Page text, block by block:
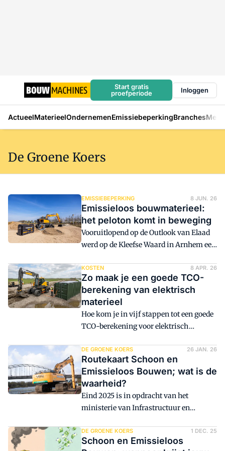
Start gratis
proefperiode
Inloggen
ActueelMaterieelOndernemenEmissiebeperkingBranches
De Groene Koers
EMISSIEBEPERKING 8 JUN. 26
Emissieloos bouwmaterieel:
het peloton komt in beweging
Vooruitlopend op de Outlook van Elaad
werd op de Kleefse Waard in Arnhem een
duidelijk werd over de groei van het
aandeel elektrisch bouwmaterieel. Kort
samengevat: het aandeel emissieloos
bouwmaterieel groeit gestaag.
Machinetechnisch zijn er weinig
beperkingen. De bottlenecks zijn meer
laadinfrastructuur.
KOSTEN 8 APR. 26
Zo maak je een goede TCO-
berekening van elektrisch
materieel
Hoe kom je in vijf stappen tot een goede
TCO-berekening voor elektrisch
masterclasses legden Gerard van der
Veer van Bouwend Nederland en André
de Swart van Cumela dat uit. Er komt
namelijk meer bij kijken dan alleen de
kosten van een machine berekenen. Zo
is het ook van belang om de
inzicht vereist in de werkzaamheden en
hebben de componenten logistiek en
DE GROENE KOERS 26 JAN. 26
Routekaart Schoon en
Emissieloos Bouwen; wat is de
waarheid?
Eind 2025 is in opdracht van het
ministerie van Infrastructuur en
Routekaart Schoon en Emissieloos
Bouwen geëvalueerd. Centrale vraag
DE GROENE KOERS 1 DEC. 25
Schoon en Emissieloos